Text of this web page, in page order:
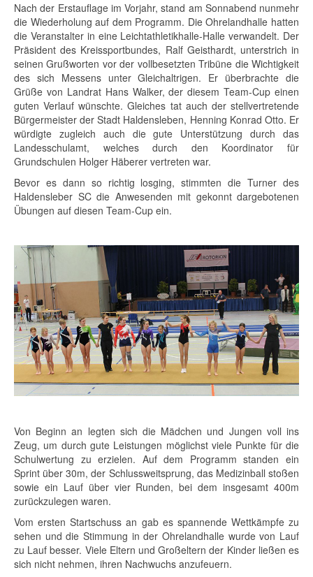
Nach der Erstauflage im Vorjahr, stand am Sonnabend nunmehr
die Wiederholung auf dem Programm. Die Ohrelandhalle hatten
die Veranstalter in eine Leichtathletikhalle-Halle verwandelt. Der
Präsident des Kreissportbundes, Ralf Geisthardt, unterstrich in
seinen Grußworten vor der vollbesetzten Tribüne die Wichtigkeit
des sich Messens unter Gleichaltrigen. Er überbrachte die
Grüße von Landrat Hans Walker, der diesem Team-Cup einen
guten Verlauf wünschte. Gleiches tat auch der stellvertretende
Bürgermeister der Stadt Haldensleben, Henning Konrad Otto. Er
würdigte zugleich auch die gute Unterstützung durch das
Landesschulamt, welches durch den Koordinator für
Grundschulen Holger Häberer vertreten war.
Bevor es dann so richtig losging, stimmten die Turner des
Haldensleber SC die Anwesenden mit gekonnt dargebotenen
Übungen auf diesen Team-Cup ein.
Von Beginn an legten sich die Mädchen und Jungen voll ins
Zeug, um durch gute Leistungen möglichst viele Punkte für die
Schulwertung zu erzielen. Auf dem Programm standen ein
Sprint über 30m, der Schlussweitsprung, das Medizinball stoßen
sowie ein Lauf über vier Runden, bei dem insgesamt 400m
zurückzulegen waren.
Vom ersten Startschuss an gab es spannende Wettkämpfe zu
sehen und die Stimmung in der Ohrelandhalle wurde von Lauf
zu Lauf besser. Viele Eltern und Großeltern der Kinder ließen es
sich nicht nehmen, ihren Nachwuchs anzufeuern.